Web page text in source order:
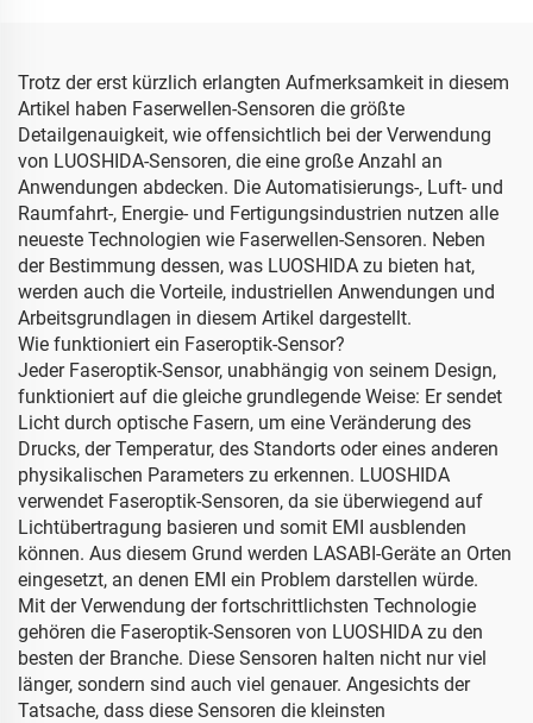
Trotz der erst kürzlich erlangten Aufmerksamkeit in diesem
Artikel haben Faserwellen-Sensoren die größte
Detailgenauigkeit, wie offensichtlich bei der Verwendung
von LUOSHIDA-Sensoren, die eine große Anzahl an
Anwendungen abdecken. Die Automatisierungs-, Luft- und
Raumfahrt-, Energie- und Fertigungsindustrien nutzen alle
neueste Technologien wie Faserwellen-Sensoren. Neben
der Bestimmung dessen, was LUOSHIDA zu bieten hat,
werden auch die Vorteile, industriellen Anwendungen und
Arbeitsgrundlagen in diesem Artikel dargestellt.
Wie funktioniert ein Faseroptik-Sensor?
Jeder Faseroptik-Sensor, unabhängig von seinem Design,
funktioniert auf die gleiche grundlegende Weise: Er sendet
Licht durch optische Fasern, um eine Veränderung des
Drucks, der Temperatur, des Standorts oder eines anderen
physikalischen Parameters zu erkennen. LUOSHIDA
verwendet Faseroptik-Sensoren, da sie überwiegend auf
Lichtübertragung basieren und somit EMI ausblenden
können. Aus diesem Grund werden LASABI-Geräte an Orten
eingesetzt, an denen EMI ein Problem darstellen würde.
Mit der Verwendung der fortschrittlichsten Technologie
gehören die Faseroptik-Sensoren von LUOSHIDA zu den
besten der Branche. Diese Sensoren halten nicht nur viel
länger, sondern sind auch viel genauer. Angesichts der
Tatsache, dass diese Sensoren die kleinsten